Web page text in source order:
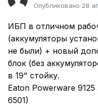
Опубликовано 28
ИБП в отличном
(аккумуляторы
не были) + новый
блок (без
в 19" стойку.
Eaton Powerware
6501)